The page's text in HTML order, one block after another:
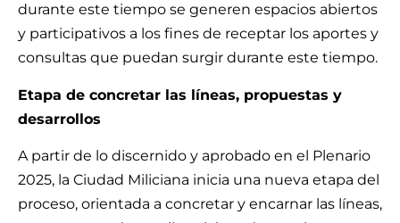
durante este tiempo se generen espacios abiertos
y participativos a los fines de receptar los aportes y
consultas que puedan surgir durante este tiempo.
Etapa de concretar las líneas, propuestas y
desarrollos
A partir de lo discernido y aprobado en el Plenario
2025, la Ciudad Miliciana inicia una nueva etapa del
proceso, orientada a concretar y encarnar las líneas,